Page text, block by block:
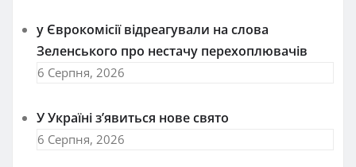
у Єврокомісії відреагували на слова
Зеленського про нестачу перехоплювачів
6 Серпня, 2026
У Україні з’явиться нове свято
6 Серпня, 2026